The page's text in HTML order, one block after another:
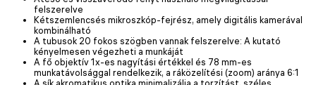
felszerelve
Kétszemlencsés mikroszkóp-fejrész, amely digitális kamerával
kombinálható
A tubusok 20 fokos szögben vannak felszerelve: A kutató
kényelmesen végezheti a munkáját
A fő objektív 1x-es nagyítási értékkel és 78 mm-es
munkatávolsággal rendelkezik, a ráközelítési (zoom) aránya 6:1
A sík akromatikus optika minimalizálja a torzítást, széles